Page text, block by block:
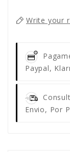
Write your
Paypal,
Envio, Por